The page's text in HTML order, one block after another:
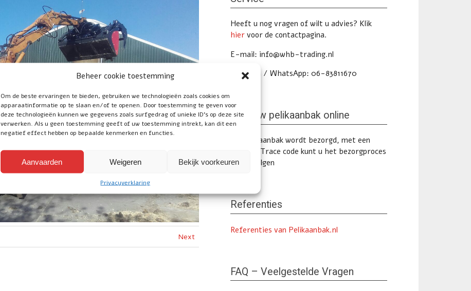
Beheer cookie toestemming
Om de beste ervaringen te bieden, gebruiken we technologieën zoals cookies om
apparaatinformatie op te slaan en/of te openen. Door toestemming te geven voor
deze technologieën kunnen we gegevens zoals surfgedrag of unieke ID's op deze site
verwerken. Als u geen toestemming geeft of uw toestemming intrekt, kan dit een
negatief effect hebben op bepaalde kenmerken en functies.
Aanvaarden Weigeren Bekijk voorkeuren
Privacyverklaring
Next
Heeft u nog vragen of wilt u advies? Klik
hiervoor de contactpagina.
E-mail: info@whb-trading.nl
Telefoon / WhatsApp: 06-83811670
Volg uw pelikaanbak online
Uw pelikaanbak wordt bezorgd, met een
Track & Trace code kunt u het bezorgproces
online volgen
Referenties
Referenties van Pelikaanbak.nl
FAQ – Veelgestelde Vragen